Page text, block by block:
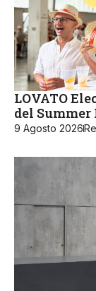
LOVATO
del
9 Agosto 2026